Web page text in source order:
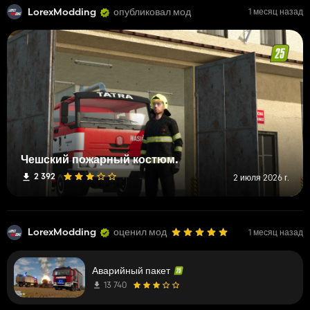
LorexModding опубликовал мод 1 месяц назад
Чешский пожарный костюм.
2 392 2 июля 2026 г.
LorexModding оценил мод 1 месяц назад
Аварийный пакет
13 740